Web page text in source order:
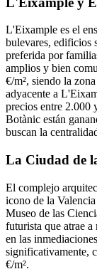
L'Eixample es el
bulevares, edificios
preferida por
amplios y bien
€/m², siendo la
adyacente a
precios entre 2.000
Botànic están
buscan la
La Ciudad de
El complejo
icono de la
Museo de las
futurista que atrae
en las
significativamente,
€/m².